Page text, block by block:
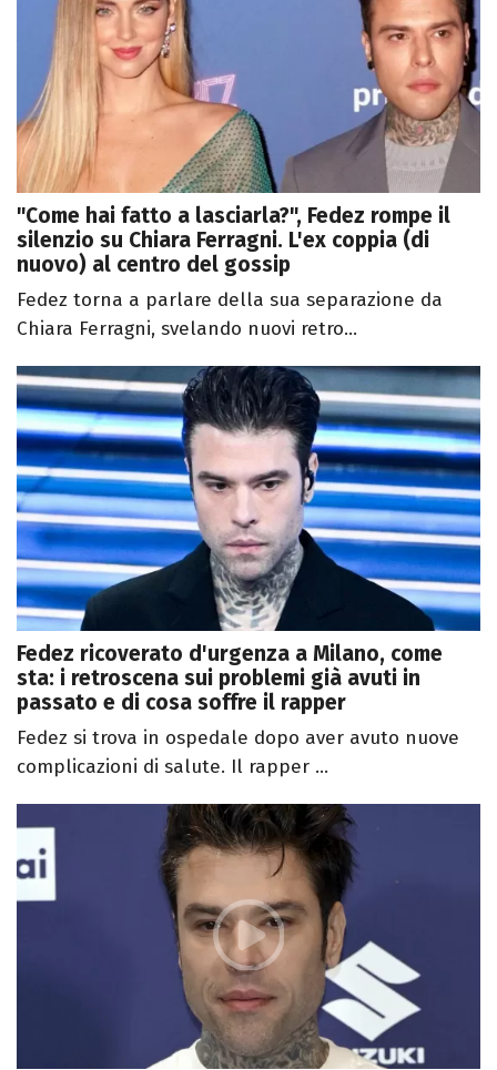
"Come hai fatto a lasciarla?", Fedez rompe il
silenzio su Chiara Ferragni. L'ex coppia (di
nuovo) al centro del gossip
Fedez torna a parlare della sua separazione da
Chiara Ferragni, svelando nuovi retro...
Fedez ricoverato d'urgenza a Milano, come
sta: i retroscena sui problemi già avuti in
passato e di cosa soffre il rapper
Fedez si trova in ospedale dopo aver avuto nuove
complicazioni di salute. Il rapper ...